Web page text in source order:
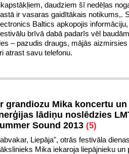
daudziem šī nedēļas
ir vasaras gaidītākais notikums,.
Baltics apkopojis
brīvā dabā padarīs vēl
– pazudis draugs, mājās aizmirsies
atrast savu telefonu.
grandiozu Mika koncertu
lādiņu noslēdzies
Sound 2013 (5)
Liepāja", otrās festivāla
Mika iekaroja liepājnieku un